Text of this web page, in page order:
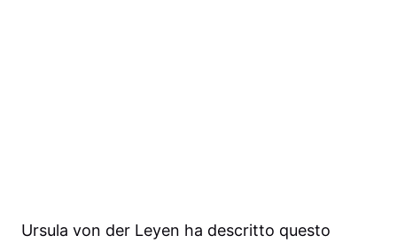
Ursula von der Leyen ha descritto questo